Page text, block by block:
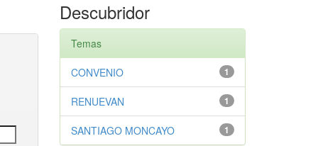
Descubridor
Temas
1
CONVENIO
1
RENUEVAN
1
SANTIAGO MONCAYO